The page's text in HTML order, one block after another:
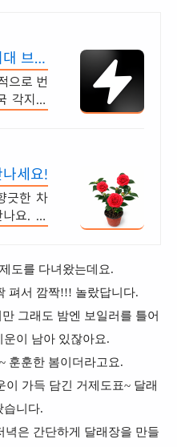
브랜
으로 번
각지에
세요!
긋한 차
요. 와
도를 다녀왔는데요.
펴서 깜짝!!! 놀랐답니다.
그래도 밤엔 보일러를 틀어
이 남아 있잖아요.
훈훈한 봄이더라고요.
가득 담긴 거제도표~ 달래
습니다.
은 간단하게 달래장을 만들